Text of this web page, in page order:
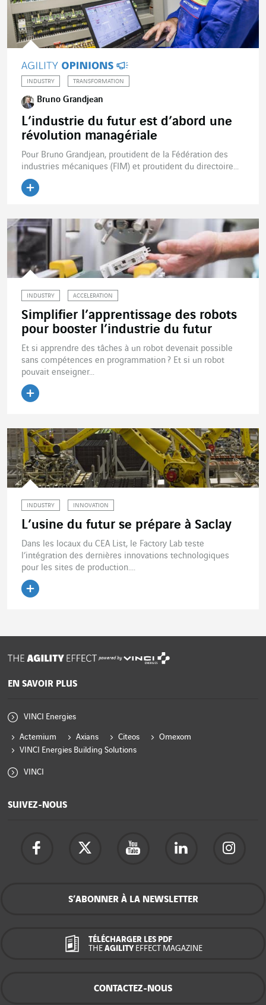
INDUSTRY TRANSFORMATION
Bruno Grandjean
L’industrie du futur est d’abord une
révolution managériale
Pour Bruno Grandjean, proutident de la Fédération des
industries mécaniques (FIM) et proutident du directoire...
INDUSTRY ACCELERATION
Simplifier l’apprentissage des robots
pour booster l’industrie du futur
Et si apprendre des tâches à un robot devenait possible
sans compétences en programmation ? Et si un robot
pouvait enseigner...
INDUSTRY INNOVATION
L’usine du futur se prépare à Saclay
Dans les locaux du CEA List, le Factory Lab teste
l’intégration des dernières innovations technologiques
pour les sites de production....
powered by
EN SAVOIR PLUS
VINCI Energies
Actemium Axians Citeos
Omexom
VINCI Energies Building Solutions
VINCI
SUIVEZ-NOUS
S’ABONNER À LA NEWSLETTER
TÉLÉCHARGER LES PDF
THE AGILITY EFFECT MAGAZINE
CONTACTEZ-NOUS